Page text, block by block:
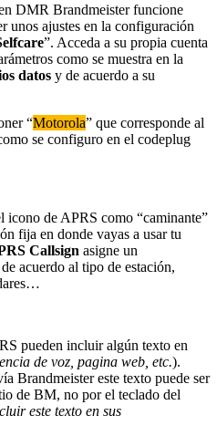
DMR Brandmeister funcione
unos ajustes en la configuración
”. Acceda a su propia cuenta
como se muestra en la
datos y de acuerdo a su
“Motorola” que corresponde al
se configuro en el codeplug
icono de APRS como “caminante”
fija en donde vayas a usar tu
Callsign asigne un
acuerdo al tipo de estación,
pueden incluir algún texto en
de voz, pagina web, etc.).
Brandmeister este texto puede ser
de BM, no por el teclado del
este texto en sus